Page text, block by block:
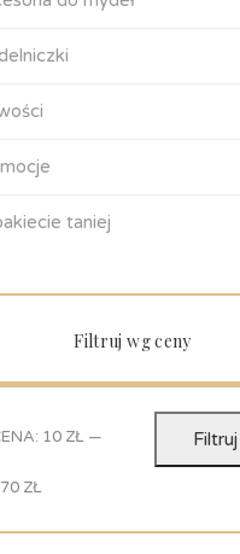
taniej
Filtruj wg ceny
Filtruj
10 ZŁ —
ZŁ